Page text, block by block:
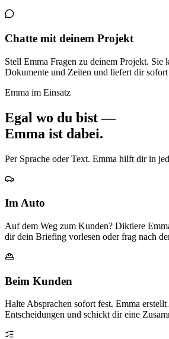
Chatte mit deinem Projekt
Stell Emma Fragen zu deinem Projekt. Sie
Dokumente und Zeiten und liefert dir
Emma im Einsatz
Egal wo du bist —
Emma ist dabei.
Per Sprache oder Text. Emma hilft dir in
Im Auto
Auf dem Weg zum Kunden? Diktiere
dir dein Briefing vorlesen oder frag nach
Beim Kunden
Halte Absprachen sofort fest. Emma
Entscheidungen und schickt dir eine